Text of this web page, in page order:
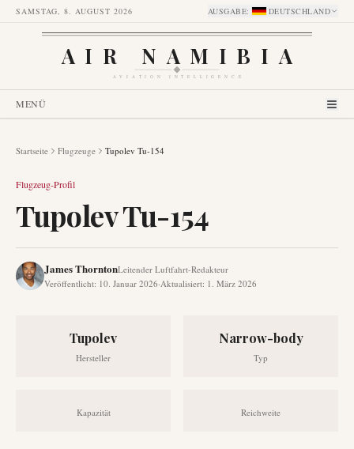
SAMSTAG, 8. AUGUST 2026 AUSGABE: DEUTSCHLAND
AIR NAMIBIA
AVIATION INTELLIGENCE
MENÜ
Startseite Flugzeuge Tupolev Tu-154
Flugzeug-Profil
Tupolev Tu-154
James ThorntonLeitender Luftfahrt-Redakteur
Veröffentlicht: 10. Januar 2026·Aktualisiert: 1. März 2026
Tupolev
Hersteller
Narrow-body
Typ
Kapazität Reichweite